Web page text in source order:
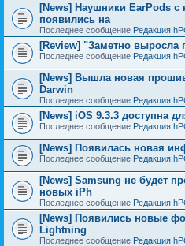
[News] Наушники EarPods
появились на
Последнее сообщение Редакция
[Review] "Заметно выросла
Последнее сообщение Редакция
[News] Вышла новая
Darwin
Последнее сообщение Редакция
[News] iOS 9.3.3 доступна
Последнее сообщение Редакция
[News] Появилась новая
Последнее сообщение Редакция
[News] Samsung не будет
новых iPh
Последнее сообщение Редакция
[News] Появились новые
Lightning
Последнее сообщение Редакция